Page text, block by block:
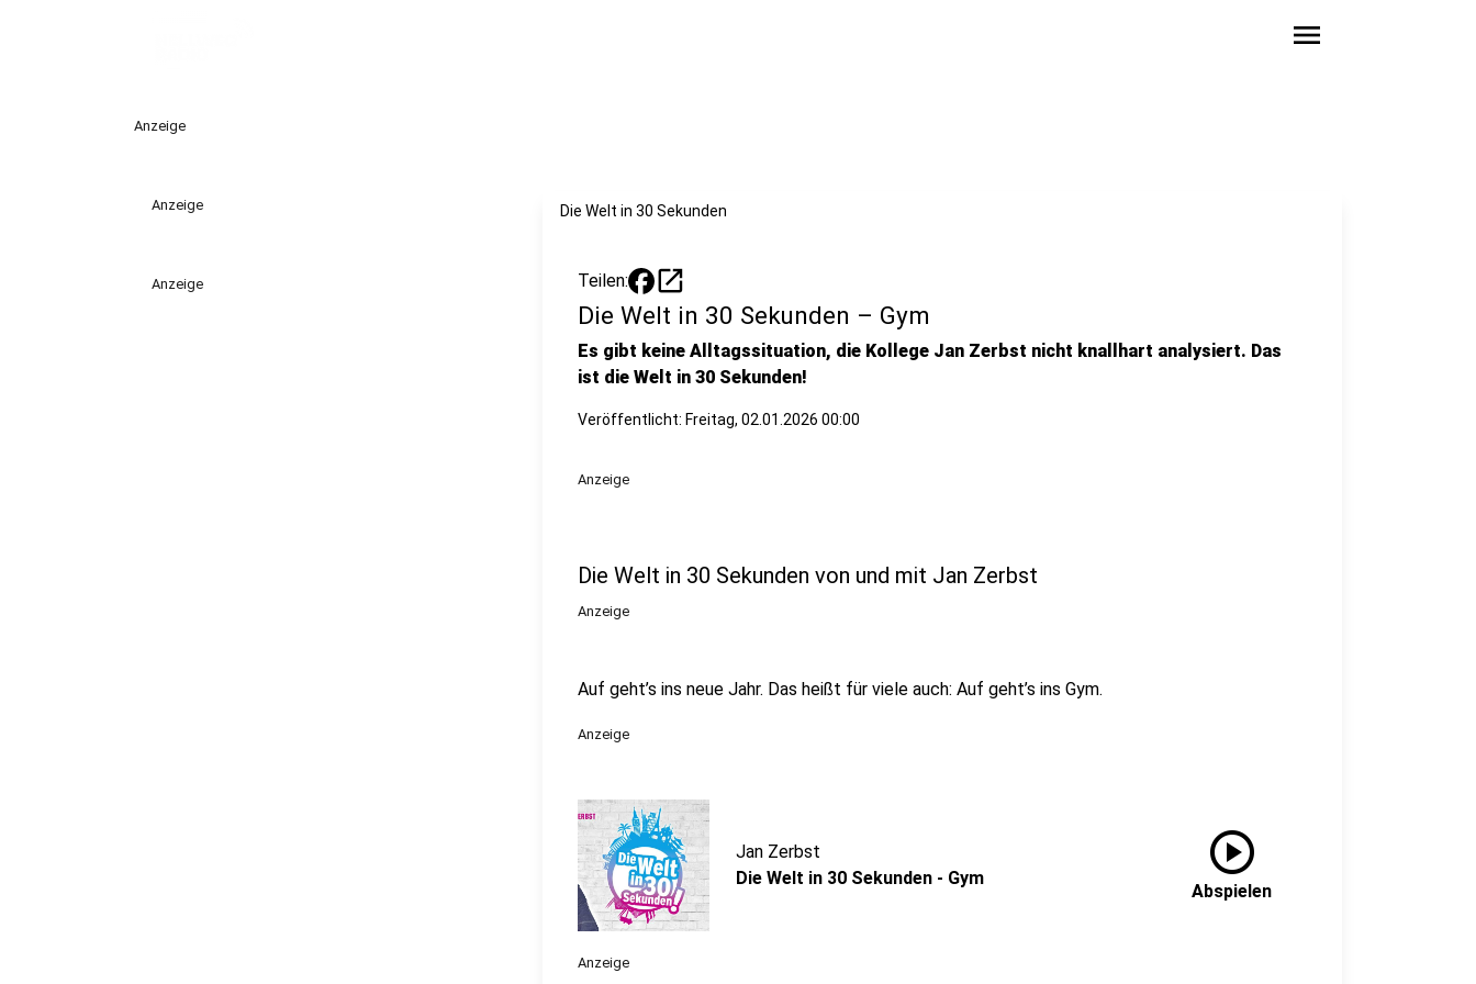
menu
Anzeige
Anzeige
Anzeige
Die Welt in 30 Sekunden
Teilen: open_in_new
Die Welt in 30 Sekunden – Gym
Es gibt keine Alltagssituation, die Kollege Jan Zerbst nicht knallhart analysiert. Das
ist die Welt in 30 Sekunden!
Veröffentlicht: Freitag, 02.01.2026 00:00
Anzeige
Die Welt in 30 Sekunden von und mit Jan Zerbst
Anzeige
Auf geht’s ins neue Jahr. Das heißt für viele auch: Auf geht’s ins Gym.
Anzeige
Jan Zerbst
Die Welt in 30 Sekunden - Gym
play_circle
Abspielen
Anzeige